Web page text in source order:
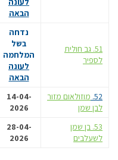
הבאה
51. גב חולית
לספיר
נדחה
בשל
המלחמה
לעונה
הבאה
52. מוזולאום מזור
לבן שמן
14-04-
2026
53. בן שמן
לשעלבים
28-04-
2026